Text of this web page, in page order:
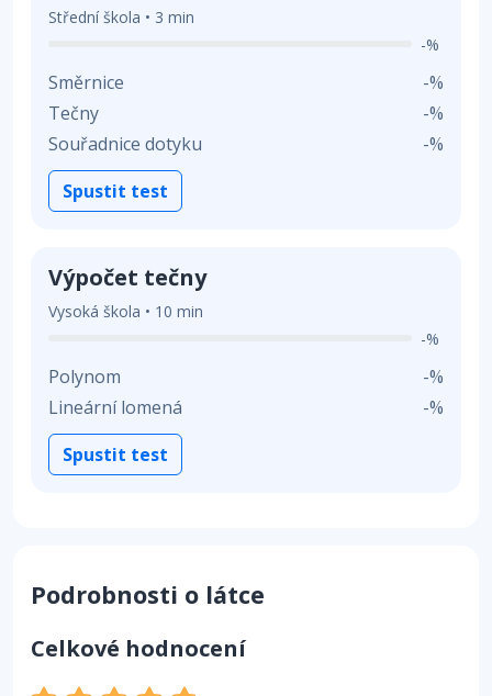
Střední škola • 3 min
-%
Směrnice
-%
Tečny
-%
Souřadnice dotyku
-%
Spustit test
Výpočet tečny
Vysoká škola • 10 min
-%
Polynom
-%
Lineární lomená
-%
Spustit test
Podrobnosti o látce
Celkové hodnocení